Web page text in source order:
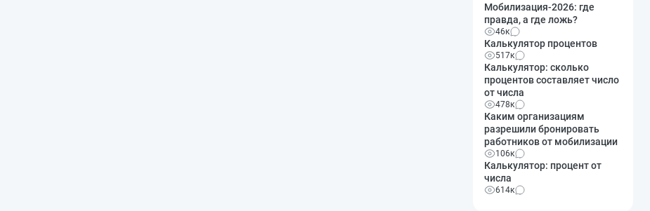
Мобилизация-2026: где
правда, а где ложь?
46к
Калькулятор процентов
517к
Калькулятор: сколько
процентов составляет число
от числа
478к
Каким организациям
разрешили бронировать
работников от мобилизации
106к
Калькулятор: процент от
числа
614к